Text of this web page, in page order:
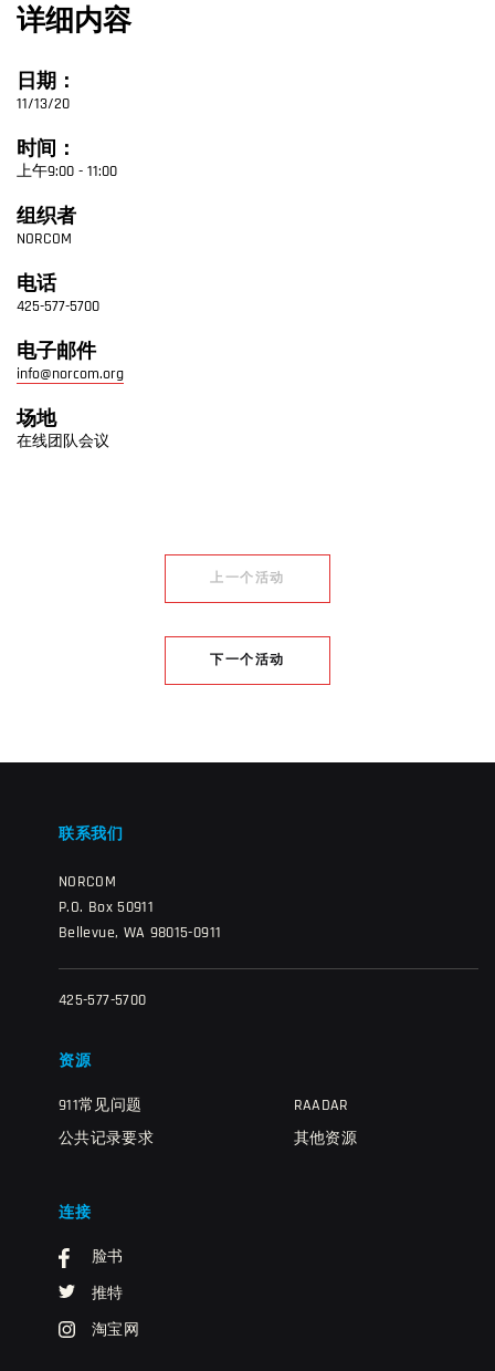
详细内容
日期：
11/13/20
时间：
上午9:00 - 11:00
组织者
NORCOM
电话
425-577-5700
电子邮件
info@norcom.org
场地
在线团队会议
上一个活动
下一个活动
联系我们
NORCOM
P.O. Box 50911
Bellevue, WA 98015-0911
425-577-5700
资源
911常见问题
公共记录要求
RAADAR
其他资源
连接
脸书
推特
淘宝网